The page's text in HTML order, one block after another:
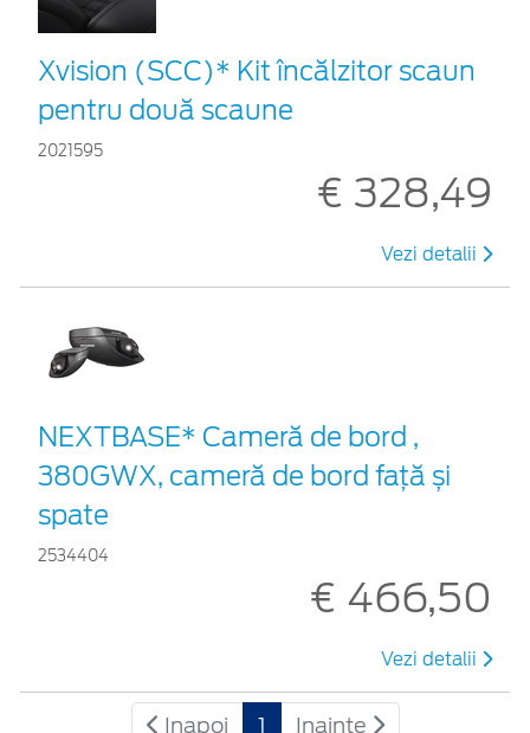
Xvision (SCC)* Kit încălzitor scaun
pentru două scaune
2021595
€ 328,49
Vezi detalii
NEXTBASE* Cameră de bord ,
380GWX, cameră de bord față și
spate
2534404
€ 466,50
Vezi detalii
Inapoi 1 Inainte